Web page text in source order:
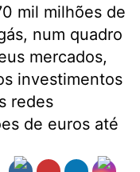
mil milhões de
num quadro
mercados,
investimentos
redes
de euros até